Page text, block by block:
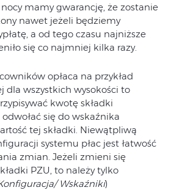
mamy gwarancję, że zostanie
nawet jeżeli będziemy
a od tego czasu najniższe
się co najmniej kilka razy.
opłaca na przykład
dla wszystkich wysokości to
kwotę składki
się do wskaźnika
tej składki. Niewątpliwą
systemu płac jest łatwość
zmian. Jeżeli zmieni się
PZU, to należy tylko
Wskaźniki)